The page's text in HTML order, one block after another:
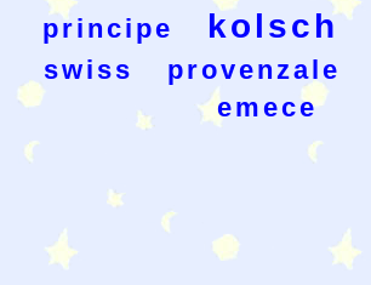
principe
kolsch
swiss
provenzale
emece